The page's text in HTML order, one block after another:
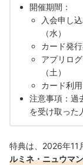
開催期間：
入会申し
（水）
カード発
アプリロ
（土）
カード利
注意事項：過
を受け取った
特典は、2026年11
ルミネ・ニュウマ